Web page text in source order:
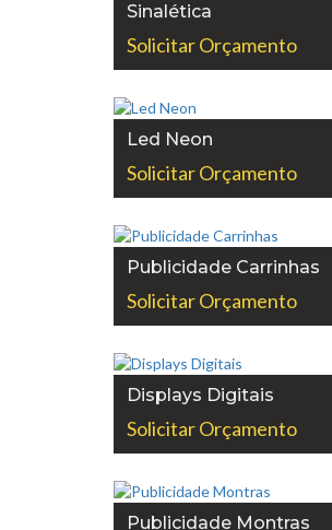
Sinalética
Solicitar Orçamento
Led Neon
Solicitar Orçamento
Publicidade Carrinhas
Solicitar Orçamento
Displays Digitais
Solicitar Orçamento
Publicidade Montras